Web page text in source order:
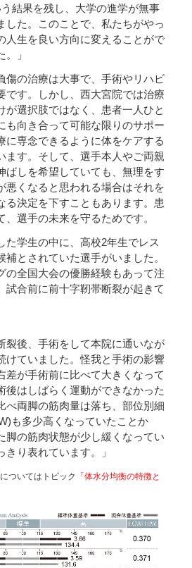
結果を残し、大学の進学が無事
した。このことで、私たちがやっ
人生を良い方向に変えることがで
」
傷の治療は大事で、手術やリハビ
です。しかし、西大宮院では治療
が選択肢ではなく、患者一人ひと
も向き合って可能な限りのサポー
に専念できるように体をケアする
ます。そして、選手本人やご両親
ばしを希望していても、無理をす
悪くなると思われる場合はそれを
る決定を下すこともあります。患
選手の未来を守るためです。
た学生の中に、高校2年生でレス
補とされていた選手がいました。
の全国大会の優勝経験もあって注
試合前に前十字靭帯断裂が起きて
裂後、手術をして本院に通いなが
けていました。怪我と手術の影響
差が手術前に比べて大きくなって
後はしばらく運動ができなかった
べ両脚の筋肉量は落ち、部位別細
も多少高くなっていたことか
脚の筋肉状態が少し緩くなってい
り表れています。」
ついてはトピック
「体水分均衡の特徴と